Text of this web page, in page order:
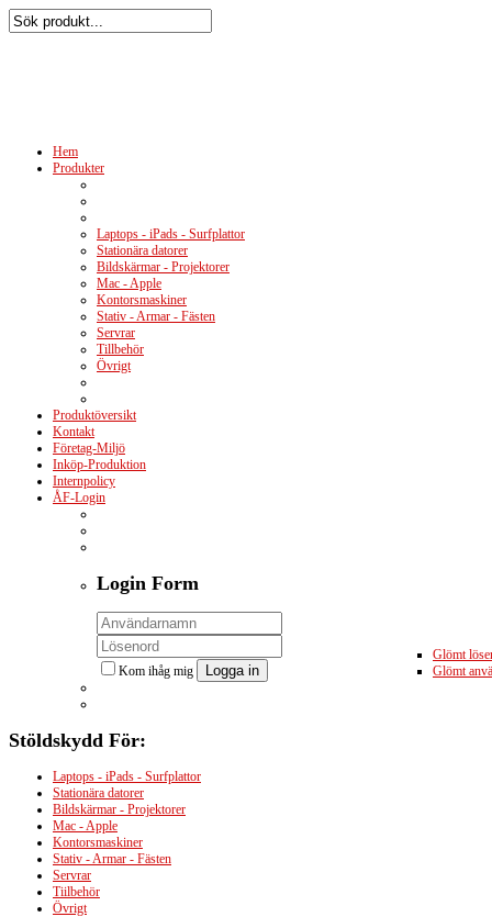
Hem
Produkter
Laptops - iPads - Surfplattor
Stationära datorer
Bildskärmar - Projektorer
Mac - Apple
Kontorsmaskiner
Stativ - Armar - Fästen
Servrar
Tillbehör
Övrigt
Produktöversikt
Kontakt
Företag-Miljö
Inköp-Produktion
Internpolicy
ÅF-Login
Login Form
Kom ihåg mig Logga in
Glömt
Glömt
Stöldskydd För:
Laptops - iPads - Surfplattor
Stationära datorer
Bildskärmar - Projektorer
Mac - Apple
Kontorsmaskiner
Stativ - Armar - Fästen
Servrar
Tiilbehör
Övrigt